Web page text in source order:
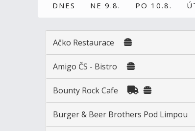
DNES NE 9.8. PO 10.8.
Ačko Restaurace
Amigo ČS - Bistro
Bounty Rock Cafe
Burger & Beer Brothers Pod Limpou